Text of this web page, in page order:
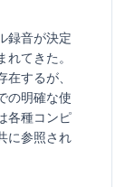
録音が決定
てきた。
するが、
の明確な使
各種コンピ
に参照され